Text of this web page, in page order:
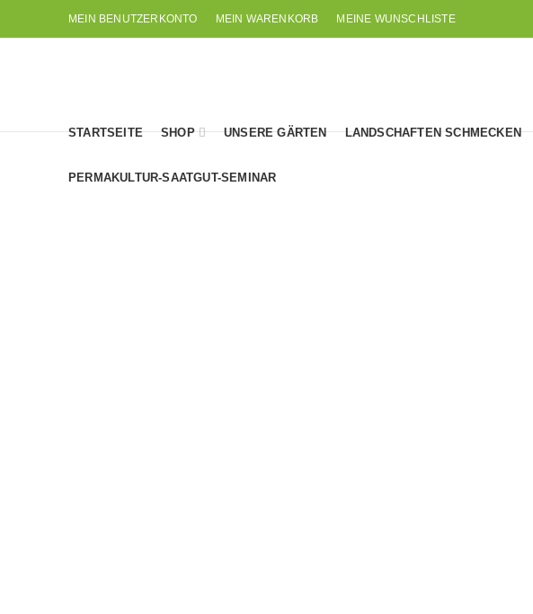
MEIN BENUTZERKONTO MEIN WARENKORB MEINE WUNSCHLISTE
STARTSEITE SHOP UNSERE GÄRTEN LANDSCHAFTEN SCHMECKEN
PERMAKULTUR-SAATGUT-SEMINAR